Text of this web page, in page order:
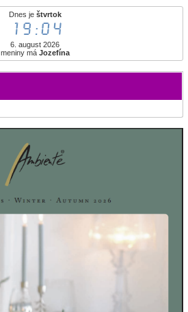
Dnes je štvrtok
19:04
6. august 2026
meniny má Jozefína